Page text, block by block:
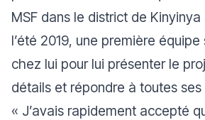
MSF dans le district de Kinyinya
l’été 2019, une première équipe
chez lui pour lui présenter le
détails et répondre à toutes ses
« J’avais rapidement accepté